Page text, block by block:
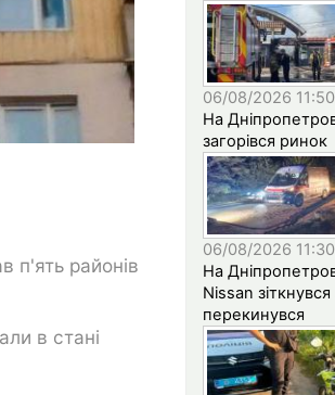
п'ять районів
в стані
06/08/2026 11:50
На
загорівся ринок
06/08/2026 11:30
На
Nissan
перекинувся